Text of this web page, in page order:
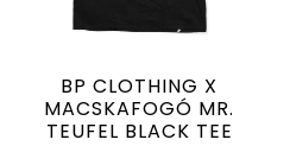
BP CLOTHING X
MACSKAFOGÓ MR.
TEUFEL BLACK TEE